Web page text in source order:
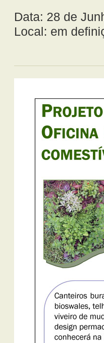
Data: 28 de
Local: em